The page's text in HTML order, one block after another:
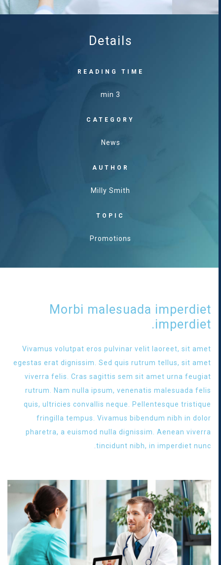
Details
READING TIME
3 min
CATEGORY
News
AUTHOR
Milly Smith
TOPIC
Promotions
Morbi malesuada imperdiet
imperdiet.
Vivamus volutpat eros pulvinar velit laoreet, sit amet
egestas erat dignissim. Sed quis rutrum tellus, sit amet
viverra felis. Cras sagittis sem sit amet urna feugiat
rutrum. Nam nulla ipsum, venenatis malesuada felis
quis, ultricies convallis neque. Pellentesque tristique
fringilla tempus. Vivamus bibendum nibh in dolor
pharetra, a euismod nulla dignissim. Aenean viverra
tincidunt nibh, in imperdiet nunc.